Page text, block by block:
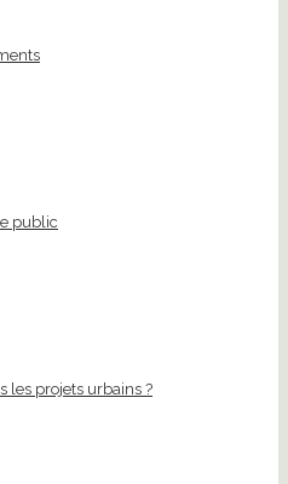
public
les projets urbains ?